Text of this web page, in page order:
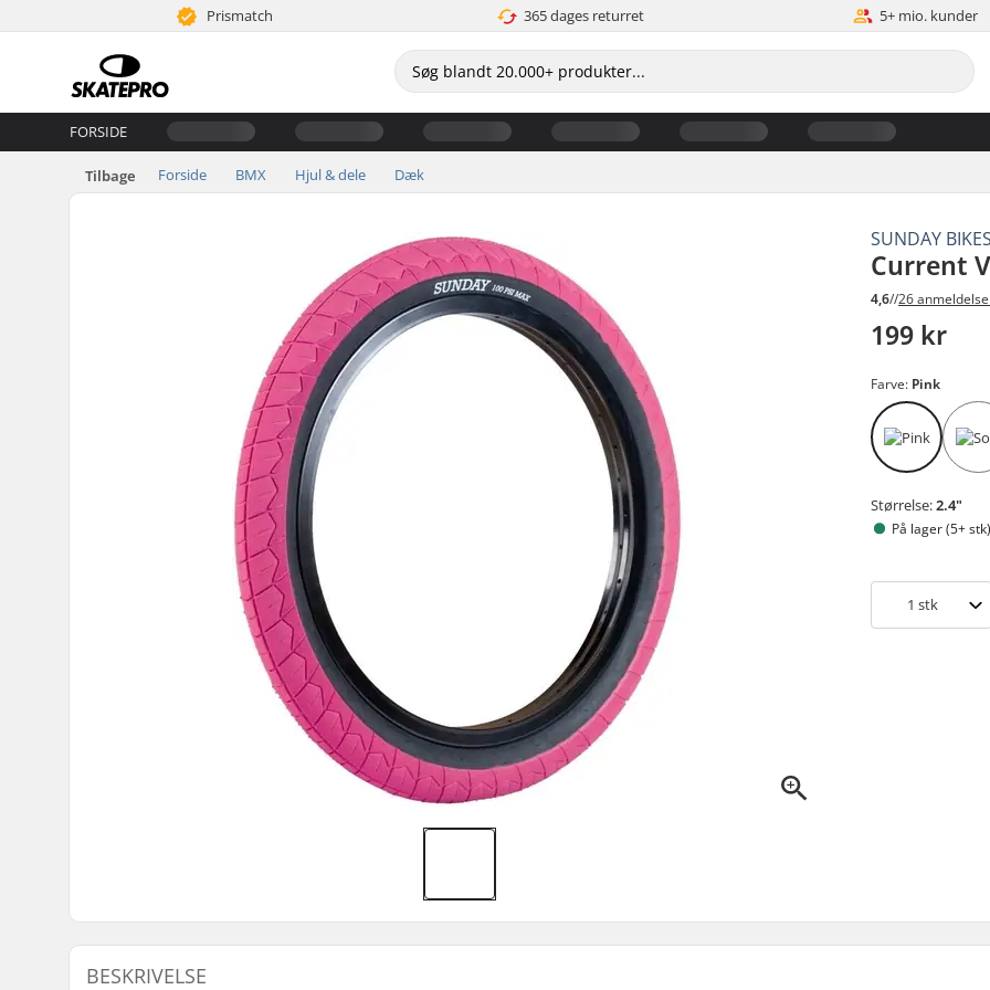
Prismatch 365 dages returret 5+ mio. kunder
FORSIDE
Tilbage Forside BMX Hjul & dele Dæk
SUNDAY BIKES
Current
4,6//26
199 kr
Farve: Pink
Størrelse:2.4"
På lager (5+ stk)
1 stk
BESKRIVELSE